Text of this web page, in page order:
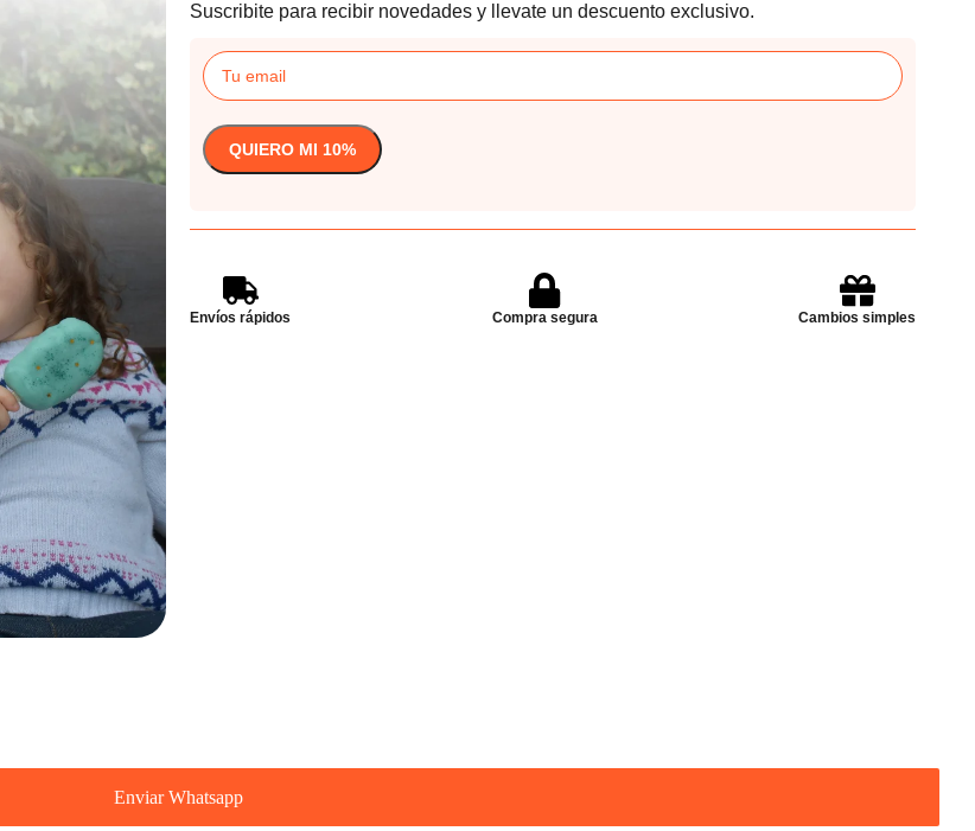
Suscribite para recibir novedades y llevate un descuento exclusivo.
Envíos rápidos Compra segura Cambios simples
Enviar Whatsapp